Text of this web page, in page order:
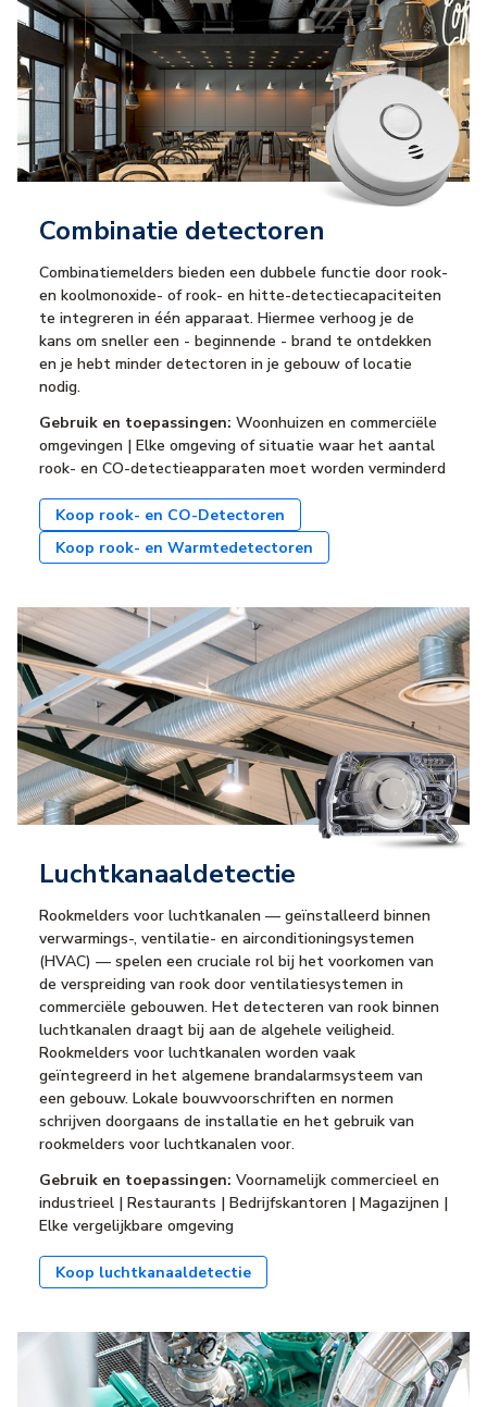
Combinatie detectoren
Combinatiemelders bieden een dubbele functie door rook-
en koolmonoxide- of rook- en hitte-detectiecapaciteiten
te integreren in één apparaat. Hiermee verhoog je de
kans om sneller een - beginnende - brand te ontdekken
en je hebt minder detectoren in je gebouw of locatie
nodig.
Gebruik en toepassingen: Woonhuizen en commerciële
omgevingen | Elke omgeving of situatie waar het aantal
rook- en CO-detectieapparaten moet worden verminderd
Koop rook- en CO-Detectoren
Koop rook- en Warmtedetectoren
Luchtkanaaldetectie
Rookmelders voor luchtkanalen — geïnstalleerd binnen
verwarmings-, ventilatie- en airconditioningsystemen
(HVAC) — spelen een cruciale rol bij het voorkomen van
de verspreiding van rook door ventilatiesystemen in
commerciële gebouwen. Het detecteren van rook binnen
luchtkanalen draagt bij aan de algehele veiligheid.
Rookmelders voor luchtkanalen worden vaak
geïntegreerd in het algemene brandalarmsysteem van
een gebouw. Lokale bouwvoorschriften en normen
schrijven doorgaans de installatie en het gebruik van
rookmelders voor luchtkanalen voor.
Gebruik en toepassingen: Voornamelijk commercieel en
industrieel | Restaurants | Bedrijfskantoren | Magazijnen |
Elke vergelijkbare omgeving
Koop luchtkanaaldetectie